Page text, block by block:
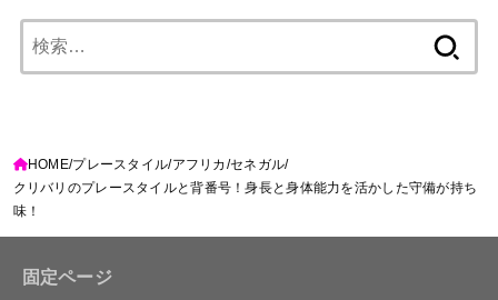
索:
HOME プレースタイル アフリカ セネガル
クリバリのプレースタイルと背番号！身長と身体能力を活かした守備が持ち
味！
固定ページ